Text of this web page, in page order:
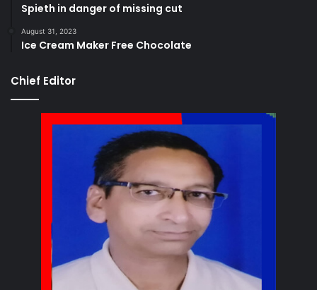
Spieth in danger of missing cut
August 31, 2023
Ice Cream Maker Free Chocolate
Chief Editor